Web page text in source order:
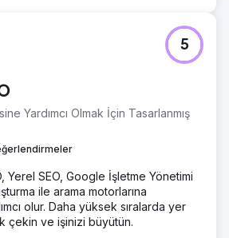
Google aramasında 1 numaraya
pver 500 anahtar kelime için
başladı 3- 12 ayda organik trafikte
4.- Sadece Google değil, web
ve SGE sonuçlarında
5. En önemlisi, pilot olarak
fazla bir süredir bizimle birlikte
sayfasına git
Yardımcı Olmak İçin Tasarlanmış
5
Yerel SEO, Google İşletme Yönetimi
ile arama motorlarına
olur. Daha yüksek sıralarda yer
çekin ve işinizi büyütün.